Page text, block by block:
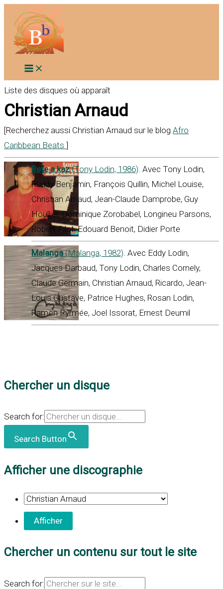
contenu
Liste des disques où apparaît
Christian Arnaud
[Recherchez aussi Christian Arnaud sur le blog Afro
Caribbean Beats ]
Rete a kaz(Tony Lodin, 1986). Avec Tony Lodin,
Ruddy Benjamin, François Quillin, Michel Louise,
Christian Arnaud, Jean-Claude Damprobe, Guy
Houllier, Dominique Zorobabel, Longineu Parsons,
Robert Pilot, Edouard Benoit, Didier Porte
Malanga(Malanga, 1982). Avec Eddy Lodin,
Jacques Darbaud, Tony Lodin, Charles Cornely,
Claude Germain, Christian Arnaud, Ricardo, Jean-
Louis Gustave, Patrice Hughes, Rosan Lodin,
Ramon Pyrmée, Joel Issorat, Ernest Deumil
Chercher un disque
Search for:
Search Button
Afficher une discographie
Chercher un contenu sur tout le site
Search for: